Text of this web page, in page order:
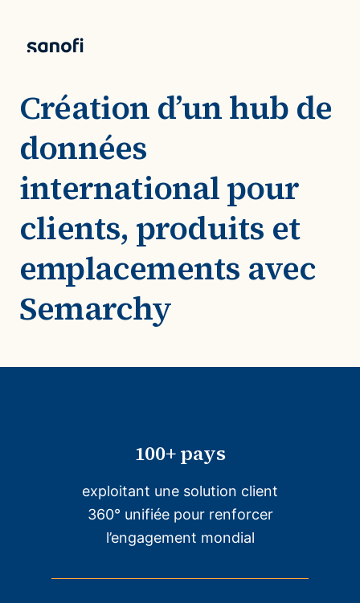
Création d’un hub de
données
international pour
clients, produits et
emplacements avec
Semarchy
100+ pays
exploitant une solution client
360° unifiée pour renforcer
l’engagement mondial